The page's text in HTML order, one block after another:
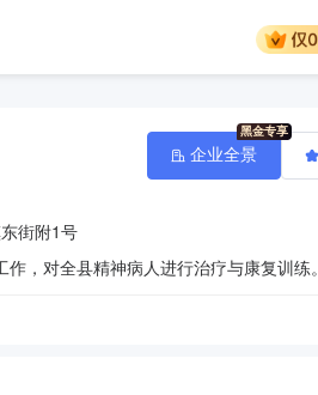
街附1号
，对全县精神病人进行治疗与康复训练。
企业全景